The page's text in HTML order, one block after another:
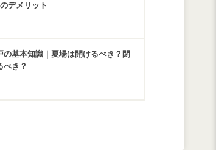
デメリット
の基本知識｜夏場は開けるべき？閉
べき？